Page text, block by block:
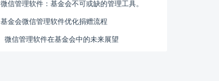
微信管理软件：基金会不可或缺的管理工具。
基金会微信管理软件优化捐赠流程
微信管理软件在基金会中的未来展望